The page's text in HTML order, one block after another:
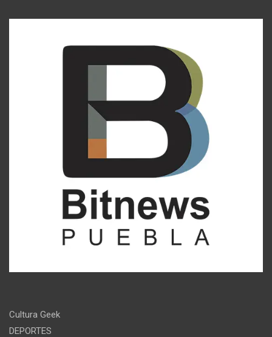
Cultura Geek
DEPORTES